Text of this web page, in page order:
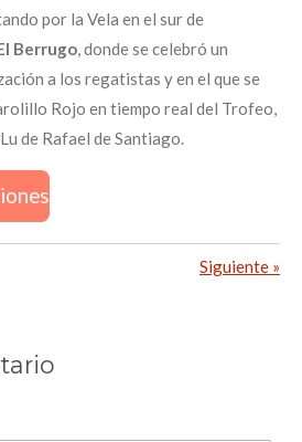
por la Vela en el sur de
Berrugo, donde se celebró un
a los regatistas y en el que se
Rojo en tiempo real del Trofeo,
de Rafael de Santiago.
Siguiente »